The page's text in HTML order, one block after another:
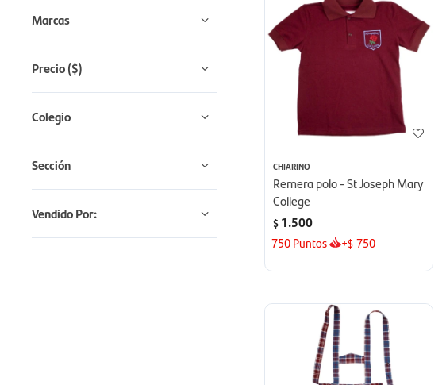
CHIARINO
Remera polo - St Joseph Mary
College
$ 1.500
750Puntos +$ 750
Marcas
Precio($)
Colegio
Sección
Vendido Por: